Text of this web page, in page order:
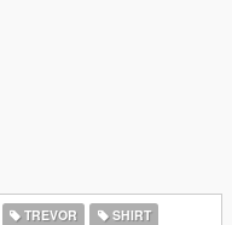
TREVOR
SHIRT